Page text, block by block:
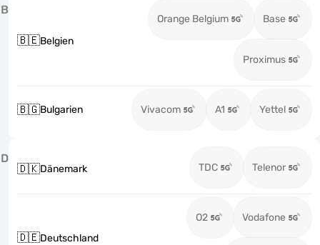
B
🇧🇪Belgien
Orange Belgium Base
Proximus
🇧🇬Bulgarien Vivacom A1 Yettel
D
🇩🇰Dänemark TDC Telenor
🇩🇪Deutschland
O2 Vodafone